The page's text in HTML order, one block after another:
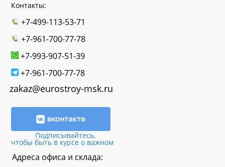
Контакты:
+7-499-113-53-71
+7-961-700-77-78
+7-993-907-51-39
+7-961-700-77-78
zakaz@eurostroy-msk.ru
Подписывайтесь,
чтобы быть в курсе о важном
Адреса офиса и склада: